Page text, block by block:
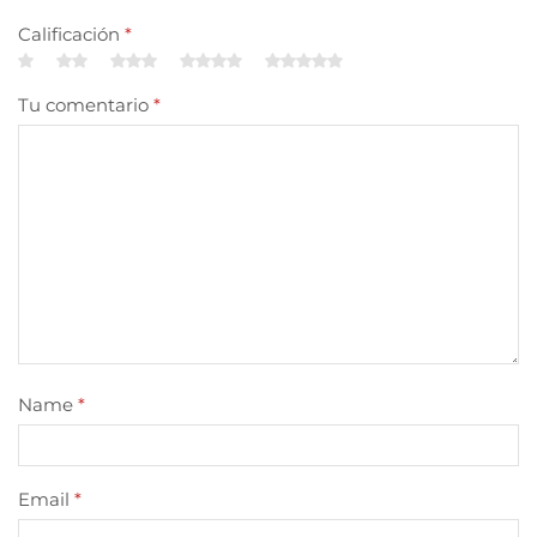
Calificación *
Tu comentario *
Name *
Email *